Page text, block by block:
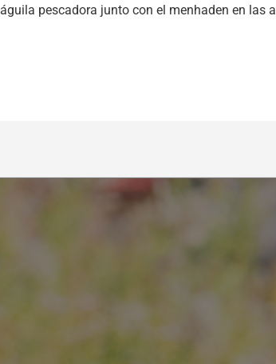
águila pescadora junto con el menhaden en las